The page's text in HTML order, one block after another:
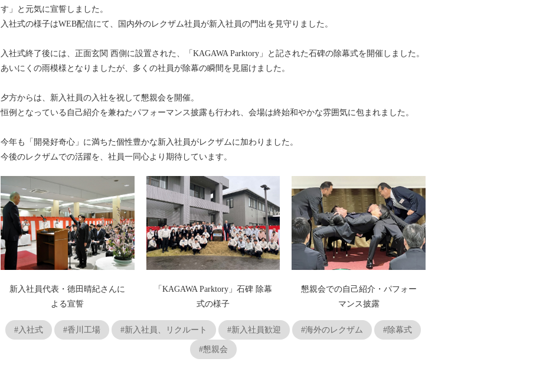
す」と元気に宣誓しました。
入社式の様子はWEB配信にて、国内外のレクザム社員が新入社員の門出を見守りました。
入社式終了後には、正面玄関 西側に設置された、「KAGAWA Parktory」と記された石碑の除幕式を開催しました。
あいにくの雨模様となりましたが、多くの社員が除幕の瞬間を見届けました。
夕方からは、新入社員の入社を祝して懇親会を開催。
恒例となっている自己紹介を兼ねたパフォーマンス披露も行われ、会場は終始和やかな雰囲気に包まれました。
今年も「開発好奇心」に満ちた個性豊かな新入社員がレクザムに加わりました。
今後のレクザムでの活躍を、社員一同心より期待しています。
新入社員代表・徳田晴紀さんに
よる宣誓
「KAGAWA Parktory」石碑 除幕
式の様子
懇親会での自己紹介・パフォー
マンス披露
#入社式 #香川工場 #新入社員、リクルート #新入社員歓迎 #海外のレクザム #除幕式
#懇親会